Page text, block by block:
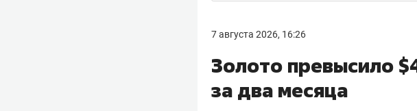
7 августа 2026, 16:26
Золото превысило
за два месяца